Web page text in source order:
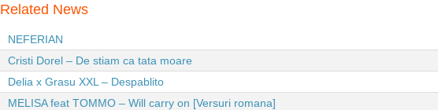
Related News
NEFERIAN
Cristi Dorel – De stiam ca tata moare
Delia x Grasu XXL – Despablito
MELISA feat TOMMO – Will carry on [Versuri romana]